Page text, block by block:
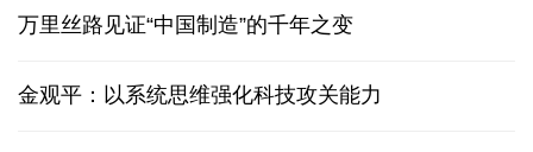
万里丝路见证“中国制造”的千年之变
金观平：以系统思维强化科技攻关能力